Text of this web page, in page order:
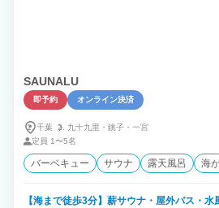
SAUNALU
即予約 オンライン決済
千葉 九十九里・ 銚子・ 一宮
定員 1〜5名
バーベキュー サウナ 露天風呂 海
【海まで徒歩3分】薪サウナ・屋外バス・